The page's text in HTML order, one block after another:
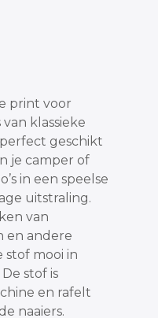
print voor
klassieke
perfect geschikt
je camper of
in een speelse
uitstraling.
van
en andere
stof mooi in
stof is
en rafelt
naaiers.